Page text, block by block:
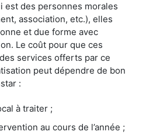
est des personnes morales
association, etc.), elles
et due forme avec
Le coût pour que ces
services offerts par ce
peut dépendre de bon
:
à traiter ;
au cours de l’année ;